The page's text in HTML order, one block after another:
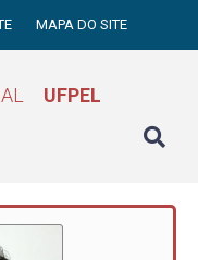
MAPA DO SITE
UFPEL